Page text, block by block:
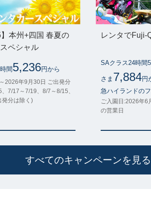
】本州+四国 春夏の
ペシャル
間 5,236円から
2026年9月30日 ご出発分
7/17～7/19、8/7～8/15、
発分は除く)
レンタでFuji-
SAクラス24時間
さま 7,884円
急ハイランドの
ご入園日:2026年6
の営業日
すべてのキャンペーンを見る